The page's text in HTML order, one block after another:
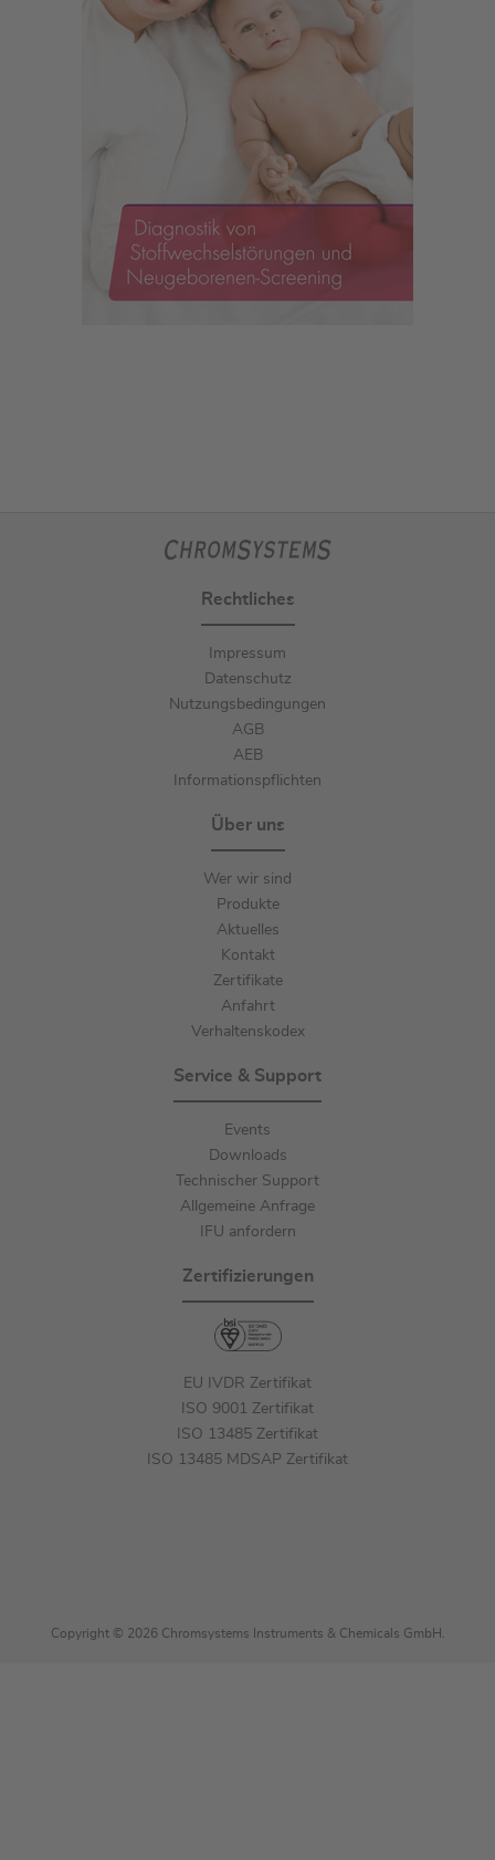
Rechtliches
Impressum
Datenschutz
Nutzungsbedingungen
AGB
AEB
Informationspflichten
Über uns
Wer wir sind
Produkte
Aktuelles
Kontakt
Zertifikate
Anfahrt
Verhaltenskodex
Service & Support
Events
Downloads
Technischer Support
Allgemeine Anfrage
IFU anfordern
Zertifizierungen
EU IVDR Zertifikat
ISO 9001 Zertifikat
ISO 13485 Zertifikat
ISO 13485 MDSAP Zertifikat
Copyright © 2026 Chromsystems Instruments & Chemicals GmbH.